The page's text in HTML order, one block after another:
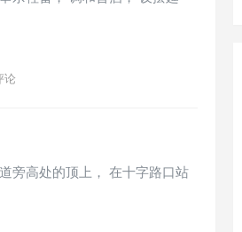
论
旁高处的顶上， 在十字路口站